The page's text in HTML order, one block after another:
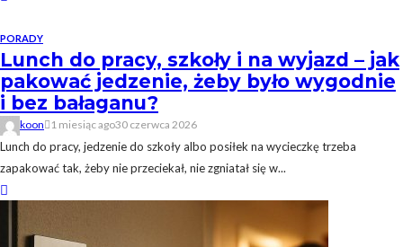
PORADY
Lunch do pracy, szkoły i na wyjazd – jak
pakować jedzenie, żeby było wygodnie
i bez bałaganu?
koon 1 miesiąc ago30 czerwca 2026
Lunch do pracy, jedzenie do szkoły albo posiłek na wycieczkę trzeba
zapakować tak, żeby nie przeciekał, nie zgniatał się w...